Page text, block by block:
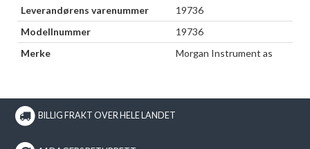
Leverandørens varenummer
19736
Modellnummer
19736
Merke
Morgan Instrument as
BILLIG FRAKT OVER HELE LANDET